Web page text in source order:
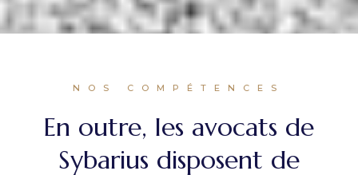
NOS COMPÉTENCES
En outre, les avocats de
Sybarius disposent de